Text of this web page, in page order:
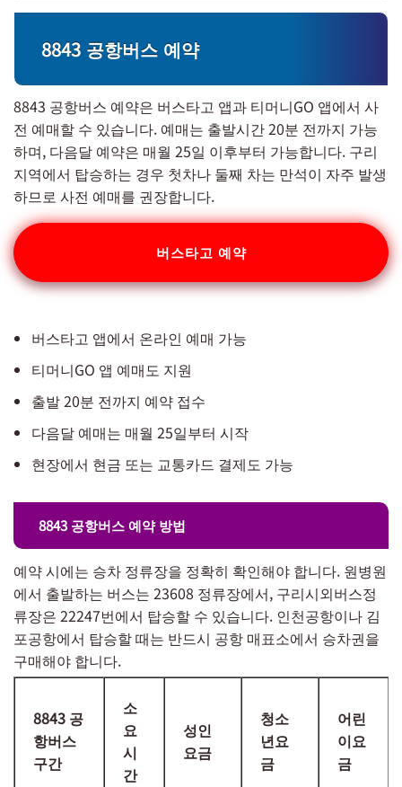
8843 공항버스 예약
8843 공항버스 예약은 버스타고 앱과 티머니GO 앱에서 사
전 예매할 수 있습니다. 예매는 출발시간 20분 전까지 가능
하며, 다음달 예약은 매월 25일 이후부터 가능합니다. 구리
지역에서 탑승하는 경우 첫차나 둘째 차는 만석이 자주 발생
하므로 사전 예매를 권장합니다.
버스타고 예약
버스타고 앱에서 온라인 예매 가능
티머니GO 앱 예매도 지원
출발 20분 전까지 예약 접수
다음달 예매는 매월 25일부터 시작
현장에서 현금 또는 교통카드 결제도 가능
8843 공항버스 예약 방법
예약 시에는 승차 정류장을 정확히 확인해야 합니다. 원병원
에서 출발하는 버스는 23608 정류장에서, 구리시외버스정
류장은 22247번에서 탑승할 수 있습니다. 인천공항이나 김
포공항에서 탑승할 때는 반드시 공항 매표소에서 승차권을
구매해야 합니다.
8843 공
항버스
구간
소
요
시
간
성인
요금
청소
년요
금
어린
이요
금